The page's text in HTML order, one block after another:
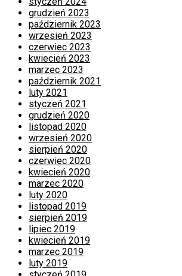
grudzień 2023
październik 2023
wrzesień 2023
czerwiec 2023
kwiecień 2023
marzec 2023
październik 2021
luty 2021
styczeń 2021
grudzień 2020
listopad 2020
wrzesień 2020
sierpień 2020
czerwiec 2020
kwiecień 2020
marzec 2020
luty 2020
listopad 2019
sierpień 2019
lipiec 2019
kwiecień 2019
marzec 2019
luty 2019